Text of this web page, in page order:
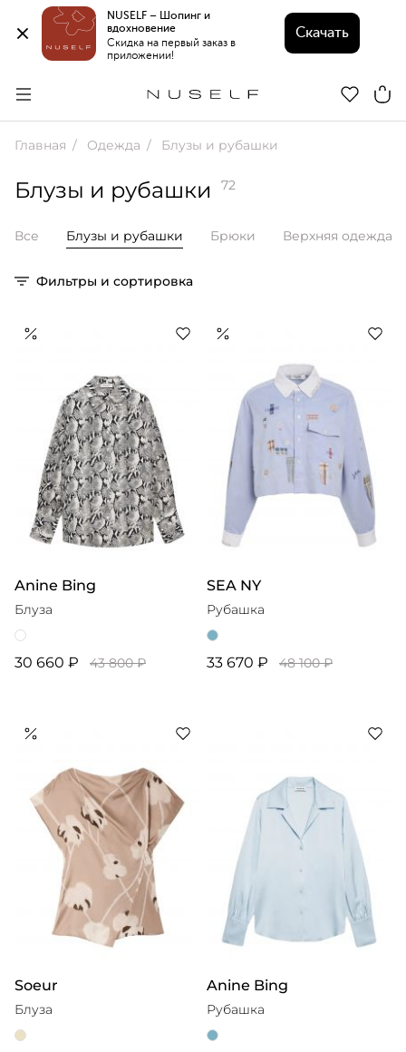
NUSELF – Шопинг и
вдохновение
Скидка на первый заказ в
приложении!
Скачать
Главная Одежда Блузы и рубашки
Блузы и рубашки 72
Все Блузы и рубашки Брюки Верхняя одежда
Фильтры и сортировка
Anine Bing
Блуза
30 660 ₽ 43 800 ₽
SEA NY
Рубашка
33 670 ₽ 48 100 ₽
Soeur
Блуза
Anine Bing
Рубашка